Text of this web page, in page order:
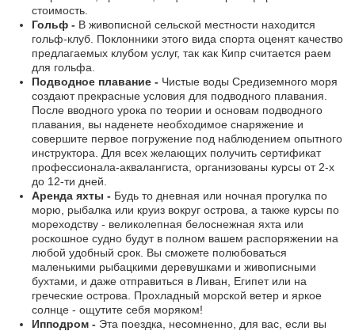
стоимость.
Гольф - В живописной сельской местности находится
гольф-клуб. Поклонники этого вида спорта оценят качество
предлагаемых клубом услуг, так как Кипр считается раем
для гольфа.
Подводное плавание - Чистые воды Средиземного моря
создают прекрасные условия для подводного плавания.
После вводного урока по теории и основам подводного
плавания, вы наденете необходимое снаряжение и
совершите первое погружение под наблюдением опытного
инструктора. Для всех желающих получить сертификат
профессионала-аквалангиста, организованы курсы от 2-х
до 12-ти дней.
Аренда яхты - Будь то дневная или ночная прогулка по
морю, рыбалка или круиз вокруг острова, а также курсы по
мореходству - великолепная белоснежная яхта или
роскошное судно будут в полном вашем распоряжении на
любой удобный срок. Вы сможете полюбоваться
маленькими рыбацкими деревушками и живописными
бухтами, и даже отправиться в Ливан, Египет или на
греческие острова. Прохладный морской ветер и яркое
солнце - ощутите себя моряком!
Ипподром - Эта поездка, несомненно, для вас, если вы